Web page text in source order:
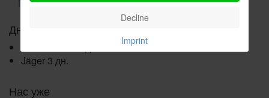
Прогноз клева
Дни рождения
Jäger 3 дн.
Нас уже
Decline
Imprint